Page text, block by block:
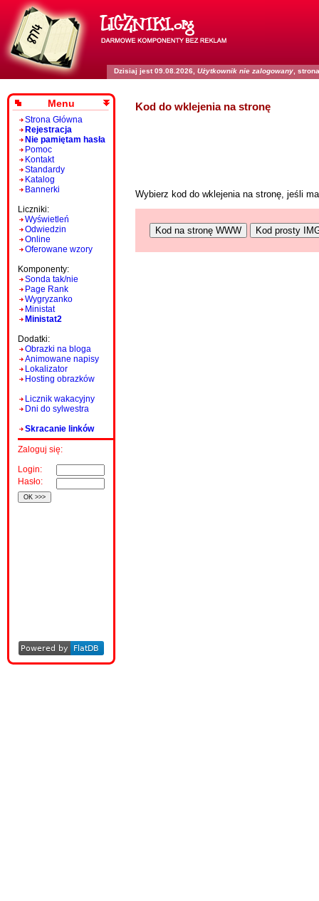
Dzisiaj jest 09.08.2026, Użytkownik nie zalogowany ,
Menu
Strona Główna
Rejestracja
Nie pamiętam hasła
Pomoc
Kontakt
Standardy
Katalog
Bannerki
Liczniki:
Wyświetleń
Odwiedzin
Online
Oferowane wzory
Komponenty:
Sonda tak/nie
Page Rank
Wygryzanko
Ministat
Ministat2
Dodatki:
Obrazki na bloga
Animowane napisy
Lokalizator
Hosting obrazków
Licznik wakacyjny
Dni do sylwestra
Skracanie linków
Zaloguj się:
Login:
Hasło:
Kod do wklejenia na stronę
Wybierz kod do wklejenia na stronę, jeśli
Kod na stronę WWW Kod prosty